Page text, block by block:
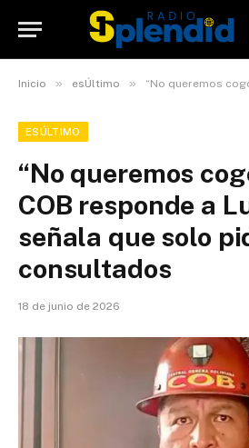
Inicio » esÚltimo » “No queremos cogobernar”: COB
ESÚLTIMO
“No queremos
COB responde a
señala que solo
consultados
18 de junio de 2026